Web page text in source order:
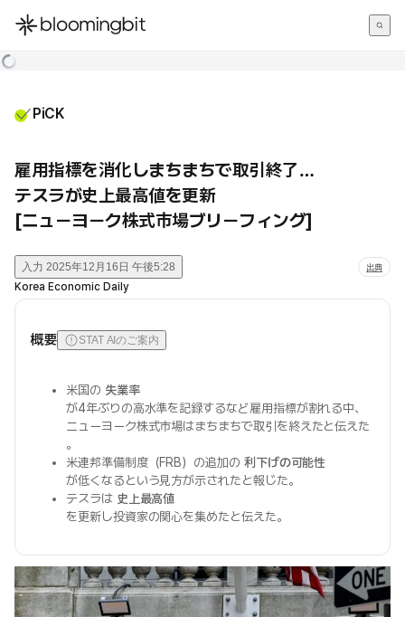
한국어
PiCK
雇用指標を消化しまちまちで取引終了…
テスラが史上最高値を更新
[ニューヨーク株式市場ブリーフィング]
入力 2025年12月16日 午後5:28 出典
Korea Economic Daily
概要 STAT AIのご案内
米国の 失業率
が4年ぶりの高水準を記録するなど雇用指標が割れる中、
ニューヨーク株式市場はまちまちで取引を終えたと伝えた
。
米連邦準備制度（FRB）の追加の 利下げの可能性
が低くなるという見方が示されたと報じた。
テスラは 史上最高値
を更新し投資家の関心を集めたと伝えた。